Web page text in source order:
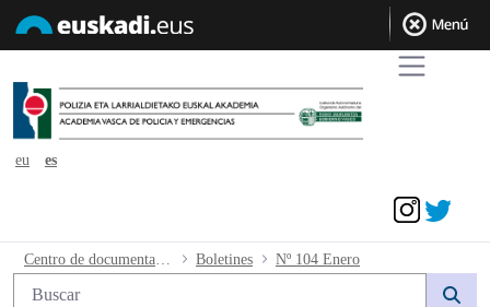
eu
es
Nº 104 Enero - avpe
Boletines Nº 104 Enero
Búsqueda web